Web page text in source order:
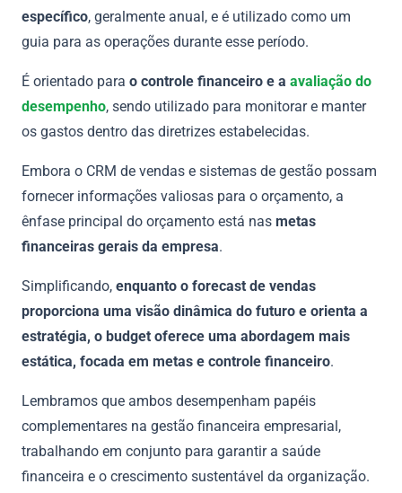
específico, geralmente anual, e é utilizado como um
guia para as operações durante esse período.
É orientado para o controle financeiro e a avaliação do
desempenho, sendo utilizado para monitorar e manter
os gastos dentro das diretrizes estabelecidas.
Embora o CRM de vendas e sistemas de gestão possam
fornecer informações valiosas para o orçamento, a
ênfase principal do orçamento está nas metas
financeiras gerais da empresa.
Simplificando, enquanto o forecast de vendas
proporciona uma visão dinâmica do futuro e orienta a
estratégia, o budget oferece uma abordagem mais
estática, focada em metas e controle financeiro.
Lembramos que ambos desempenham papéis
complementares na gestão financeira empresarial,
trabalhando em conjunto para garantir a saúde
financeira e o crescimento sustentável da organização.